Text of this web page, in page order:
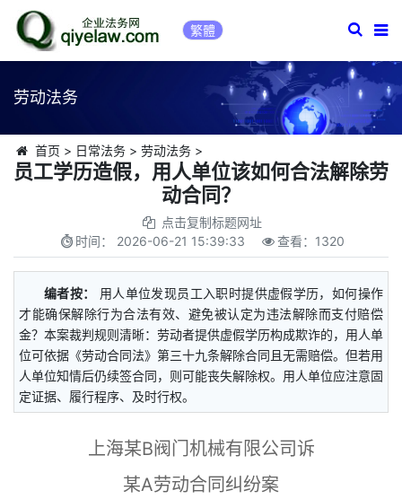
繁體
劳动法务
首页 > 日常法务> 劳动法务>
员工学历造假，用人单位该如何合法解除劳
动合同？
点击复制标题网址
时间： 2026-06-21 15:39:33 查看： 1320
编者按：
用人单位发现员工入职时提供虚假学历，如何操作
才能确保解除行为合法有效、避免被认定为违法解除而支付赔偿
金？本案裁判规则清晰：劳动者提供虚假学历构成欺诈的，用人单
位可依据《劳动合同法》第三十九条解除合同且无需赔偿。但若用
人单位知情后仍续签合同，则可能丧失解除权。用人单位应注意固
定证据、履行程序、及时行权。
上海某B阀门机械有限公司诉
某A劳动合同纠纷案